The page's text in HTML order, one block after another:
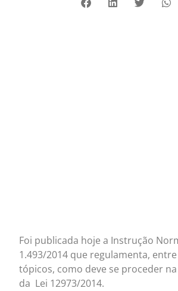
Foi publicada hoje a Instrução
1.493/2014 que regulamenta,
tópicos, como deve se proceder
da Lei 12973/2014.